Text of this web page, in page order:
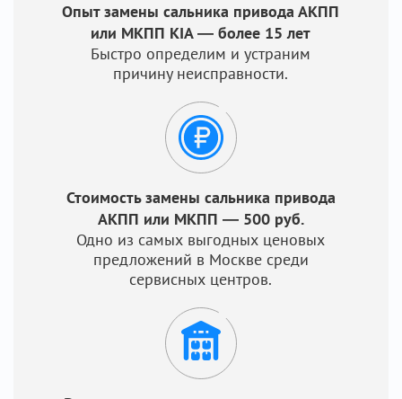
Опыт замены сальника привода АКПП
или МКПП KIA — более 15 лет
Быстро определим и устраним
причину неисправности.
Стоимость замены сальника привода
АКПП или МКПП — 500 руб.
Одно из самых выгодных ценовых
предложений в Москве среди
сервисных центров.